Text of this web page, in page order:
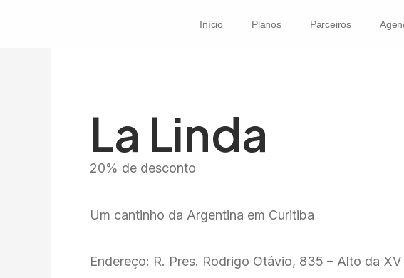
Início Planos Parceiros
La Linda
20% de desconto
Um cantinho da Argentina em Curitiba
Endereço: R. Pres. Rodrigo Otávio, 835 – Alto da XV